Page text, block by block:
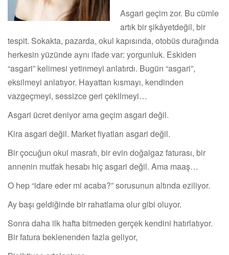
Asgari geçim zor. Bu cümle
artık bir şikâyetdeğil, bir
tespit. Sokakta, pazarda, okul kapısında, otobüs durağında
herkesin yüzünde aynı ifade var: yorgunluk. Eskiden
“asgari” kelimesi yetinmeyi anlatırdı. Bugün “asgari”,
eksilmeyi anlatıyor. Hayattan kısmayı, kendinden
vazgeçmeyi, sessizce geri çekilmeyi…
Asgari ücret deniyor ama geçim asgari değil.
Kira asgari değil. Market fiyatları asgari değil.
Bir çocuğun okul masrafı, bir evin doğalgaz faturası, bir
annenin mutfak hesabı hiç asgari değil. Ama maaş…
O hep “idare eder mi acaba?” sorusunun altında eziliyor.
Ay başı geldiğinde bir rahatlama olur gibi oluyor.
Sonra daha ilk hafta bitmeden gerçek kendini hatırlatıyor.
Bir fatura beklenenden fazla geliyor,